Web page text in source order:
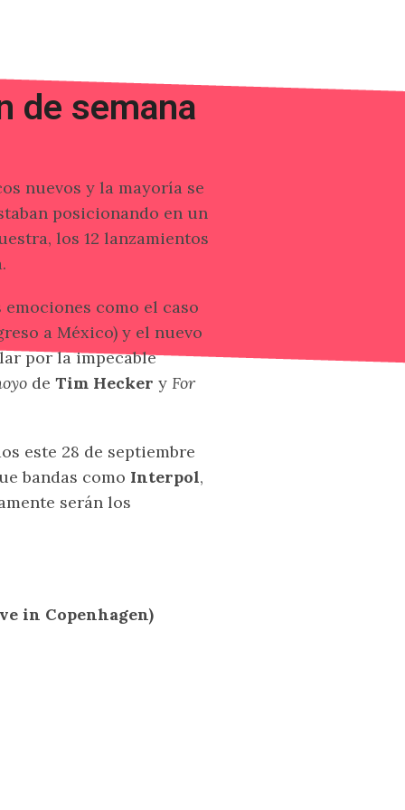
de semana
nuevos y la mayoría se
posicionando en un
los 12 lanzamientos
como el caso
a México) y el nuevo
por la impecable
de Tim Hecker y For
este 28 de septiembre
bandas como Interpol,
serán los
in Copenhagen)